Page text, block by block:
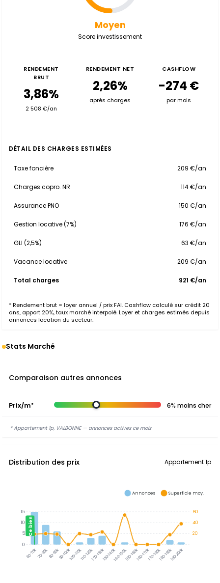
Moyen
Score investissement
RENDEMENT
BRUT
3,86%
2 508 €/an
RENDEMENT NET
2,26%
après charges
CASHFLOW
-274 €
par mois
DÉTAIL DES CHARGES ESTIMÉES
Taxe foncière 209 €/an
Charges copro. NR 114 €/an
Assurance PNO 150 €/an
Gestion locative (7%) 176 €/an
GLI (2,5%) 63 €/an
Vacance locative 209 €/an
Total charges 921 €/an
* Rendement brut = loyer annuel / prix FAI. Cashflow calculé sur crédit 20
ans, apport 20%, taux marché interpolé. Loyer et charges estimés depuis
annonces location du secteur.
Stats Marché
Comparaison autres annonces
Prix/m² 6% moins cher
* Appartement 1p, VALBONNE — annonces actives ce mois
Distribution des prix Appartement 1p
60-70k70-80k80-90k90-100k100-110k110-120k120-130k130-140k140-150k150-160k160-170k170-180k180-190k190-200k
Ce bien
60
40
20
15
10
5
0
Annonces Superficie moy.